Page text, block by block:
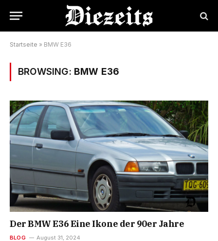
Startseite » BMW E36
BROWSING: BMW E36
Der BMW E36 Eine Ikone der 90er Jahre
BLOG August 31, 2024